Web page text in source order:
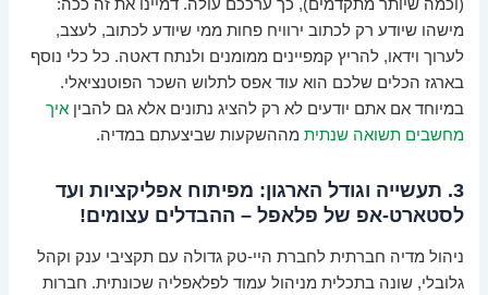
(וכמה שיותר מתקדמים), כך ערככם עולה. דמיינו את זה ככה:
מישהו שיודע רק לכתוב ירוויח פחות ממי שיודע לכתוב, לעצב,
לערוך וידאו, להריץ קמפיינים ממומנים ולנתח דאטה. כל כלי נוסף
בארגז הכלים שלכם הוא עוד אפס לתלוש השכר הפוטנציאלי.
במיוחד אם אתם יודעים לא רק להציג נתונים אלא גם להביןאיך
מחשבים תשואה שנתית מההשקעות שביצעתם במדיה.
3. תעשייה וגודל הארגון: מפיתוח אפליקציות ועד
לסטארט-אפ של פלאפל – ההבדלים עצומים!
ניהול מדיה חברתית לחברת היי-טק גדולה עם תקציבי ענק וקהל
גלובלי, שונה בתכלית מניהול עמוד לפלאפליה שכונתית. חברות